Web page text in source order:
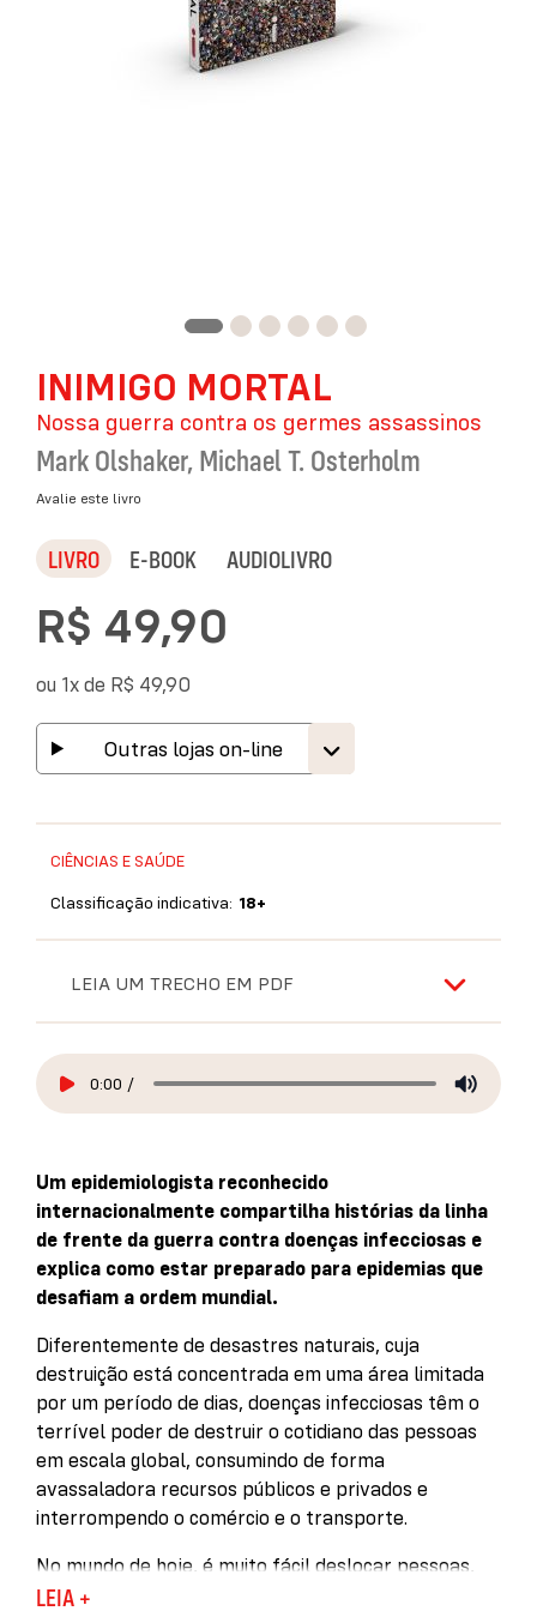
Galeria
INIMIGO MORTAL
Nossa guerra contra os germes assassinos
Mark Olshaker, Michael T. Osterholm
Avalie este livro
LIVRO E-BOOK AUDIOLIVRO
R$ 49,90
ou 1x de R$ 49,90
Outras lojas on-line
CIÊNCIAS E SAÚDE
Classificação indicativa: 18+
LEIA UM TRECHO EM PDF
0:00 /
Um epidemiologista reconhecido
internacionalmente compartilha histórias da linha
de frente da guerra contra doenças infecciosas e
explica como estar preparado para epidemias que
desafiam a ordem mundial.
Diferentemente de desastres naturais, cuja
destruição está concentrada em uma área limitada
por um período de dias, doenças infecciosas têm o
terrível poder de destruir o cotidiano das pessoas
em escala global, consumindo de forma
avassaladora recursos públicos e privados e
interrompendo o comércio e o transporte.
No mundo de hoje, é muito fácil deslocar pessoas,
animais e materiais pelo planeta, mas os mesmos
LEIA +